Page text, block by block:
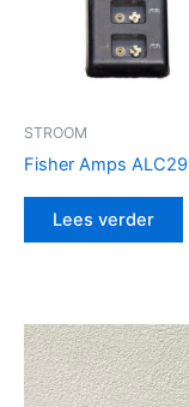
STROOM
Fisher Amps ALC29
Lees verder